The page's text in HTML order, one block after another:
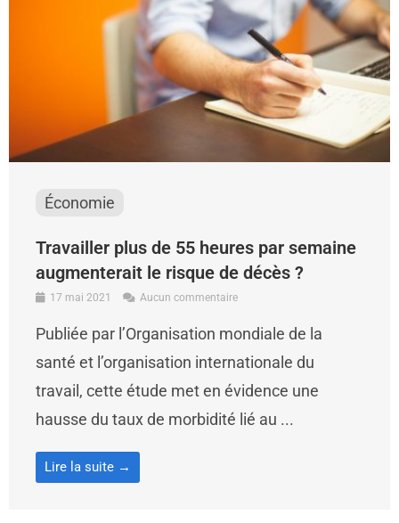
Économie
Travailler plus de 55 heures par semaine
augmenterait le risque de décès ?
17 mai 2021 Aucun commentaire
Publiée par l’Organisation mondiale de la
santé et l’organisation internationale du
travail, cette étude met en évidence une
hausse du taux de morbidité lié au ...
Lire la suite →